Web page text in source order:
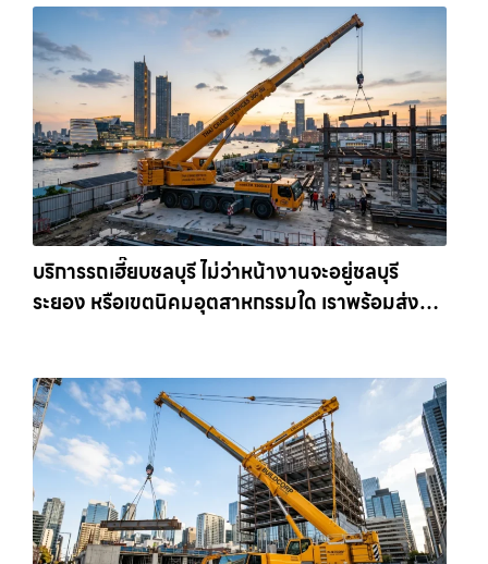
บริการรถเฮี๊ยบชลบุรี ไม่ว่าหน้างานจะอยู่ชลบุรี
ระยอง หรือเขตนิคมอุตสาหกรรมใด เราพร้อมส่งรถ